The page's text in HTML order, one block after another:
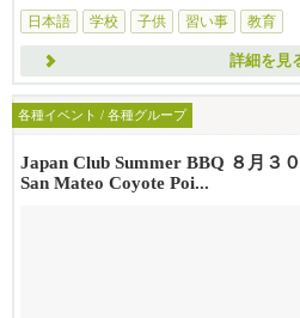
日本語
学校 子供 習い事 教育
詳細を見
各種イベント / 各種グループ
Japan Club Summer BBQ ８月３
San Mateo Coyote Poi...